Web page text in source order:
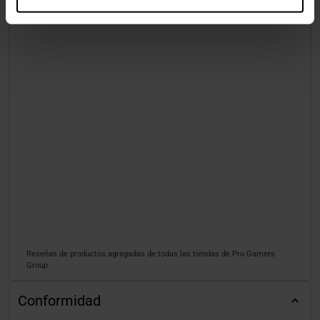
Reseñas de productos agregadas de todas las tiendas de Pro Gamers
Group.
Conformidad